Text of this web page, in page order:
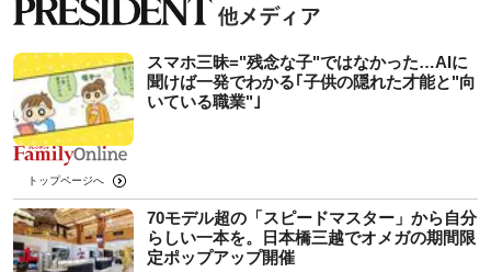
スマホ三昧="残念な子"ではなかった…AIに
聞けば一発でわかる｢子供の隠れた才能と"向
いている職業"｣
トップページへ
70モデル超の「スピードマスター」から自分
らしい一本を。日本橋三越でオメガの期間限
定ポップアップ開催